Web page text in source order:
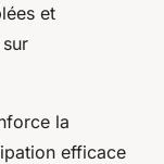
et
la
efficace